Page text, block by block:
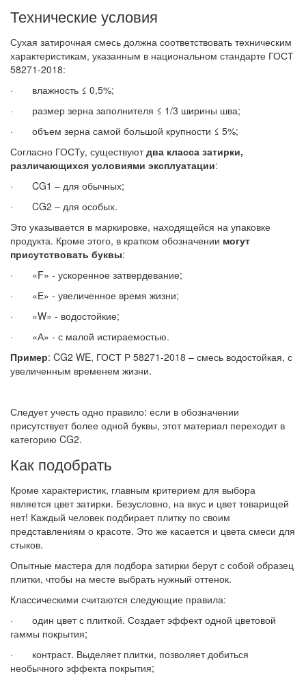
Технические условия
Сухая затирочная смесь должна соответствовать техническим
характеристикам, указанным в национальном стандарте ГОСТ
58271-2018:
· влажность ≤ 0,5%;
· размер зерна заполнителя ≤ 1/3 ширины шва;
· объем зерна самой большой крупности ≤ 5%;
Согласно ГОСТу, существуютдва класса затирки,
различающихся условиями эксплуатации:
· CG1 – для обычных;
· CG2 – для особых.
Это указывается в маркировке, находящейся на упаковке
продукта. Кроме этого, в кратком обозначении могут
присутствовать буквы:
· «F» - ускоренное затвердевание;
· «Е» - увеличенное время жизни;
· «W» - водостойкие;
· «А» - с малой истираемостью.
Пример: CG2 WE, ГОСТ Р 58271-2018 – смесь водостойкая, с
увеличенным временем жизни.
Следует учесть одно правило: если в обозначении
присутствует более одной буквы, этот материал переходит в
категорию CG2.
Как подобрать
Кроме характеристик, главным критерием для выбора
является цвет затирки. Безусловно, на вкус и цвет товарищей
нет! Каждый человек подбирает плитку по своим
представлениям о красоте. Это же касается и цвета смеси для
стыков.
Опытные мастера для подбора затирки берут с собой образец
плитки, чтобы на месте выбрать нужный оттенок.
Классическими считаются следующие правила:
· один цвет с плиткой. Создает эффект одной цветовой
гаммы покрытия;
· контраст. Выделяет плитки, позволяет добиться
необычного эффекта покрытия;